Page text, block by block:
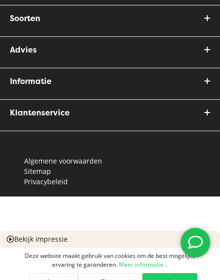
Soorten
Advies
Informatie
Klantenservice
Algemene voorwaarden
Sitemap
Privacybeleid
Bekijk impressie
Deze website maakt gebruik van cookies om de best mogelijke
ervaring te garanderen. Meer informatie...